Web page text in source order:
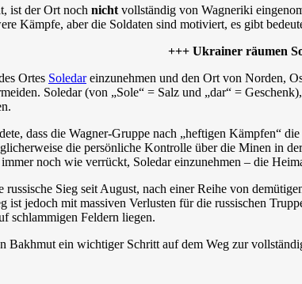
ist der Ort noch nicht vollständig von Wagneriki
Kämpfe, aber die Soldaten sind motiviert, es gibt
+++ Ukrainer räumen
Ortes Soledareinzunehmen und den Ort von Norden,
Soledar (von „Sole“ = Salz und „dar“ =
dass die Wagner-Gruppe nach „heftigen Kämpfen“
die persönliche Kontrolle über die Minen in
noch wie verrückt, Soledar einzunehmen – die
Sieg seit August, nach einer Reihe von
ist jedoch mit massiven Verlusten für die russischen
schlammigen Feldern liegen.
Bakhmut ein wichtiger Schritt auf dem Weg zur